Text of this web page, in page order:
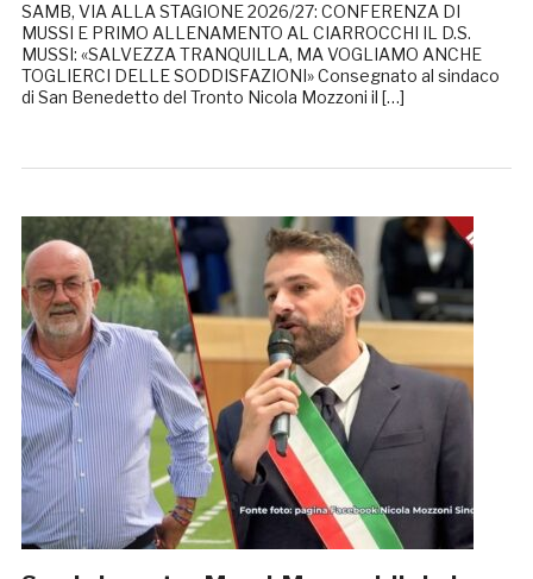
SAMB, VIA ALLA STAGIONE 2026/27: CONFERENZA DI
MUSSI E PRIMO ALLENAMENTO AL CIARROCCHI IL D.S.
MUSSI: «SALVEZZA TRANQUILLA, MA VOGLIAMO ANCHE
TOGLIERCI DELLE SODDISFAZIONI» Consegnato al sindaco
di San Benedetto del Tronto Nicola Mozzoni il […]